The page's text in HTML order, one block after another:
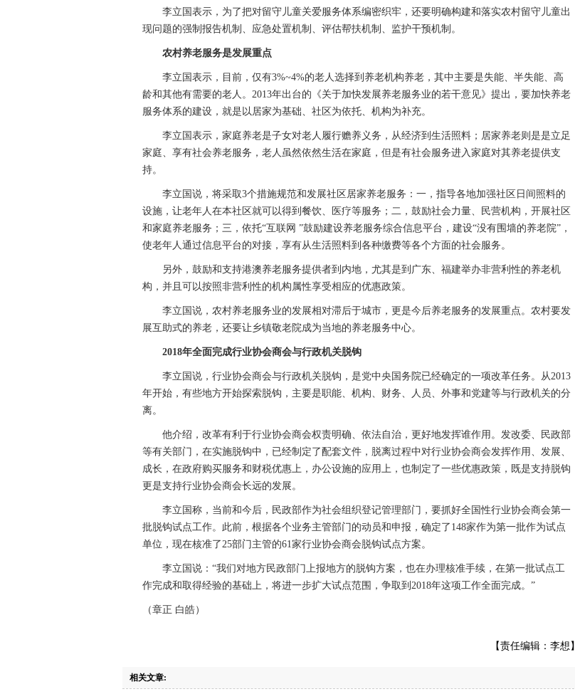
李立国表示，为了把对留守儿童关爱服务体系编密织牢，还要明确构建和落实农村留守儿童出
现问题的强制报告机制、应急处置机制、评估帮扶机制、监护干预机制。
农村养老服务是发展重点
李立国表示，目前，仅有3%~4%的老人选择到养老机构养老，其中主要是失能、半失能、高
龄和其他有需要的老人。2013年出台的《关于加快发展养老服务业的若干意见》提出，要加快养老
服务体系的建设，就是以居家为基础、社区为依托、机构为补充。
李立国表示，家庭养老是子女对老人履行赡养义务，从经济到生活照料；居家养老则是是立足
家庭、享有社会养老服务，老人虽然依然生活在家庭，但是有社会服务进入家庭对其养老提供支
持。
李立国说，将采取3个措施规范和发展社区居家养老服务：一，指导各地加强社区日间照料的
设施，让老年人在本社区就可以得到餐饮、医疗等服务；二，鼓励社会力量、民营机构，开展社区
和家庭养老服务；三，依托“互联网 ”鼓励建设养老服务综合信息平台，建设“没有围墙的养老院”，
使老年人通过信息平台的对接，享有从生活照料到各种缴费等各个方面的社会服务。
另外，鼓励和支持港澳养老服务提供者到内地，尤其是到广东、福建举办非营利性的养老机
构，并且可以按照非营利性的机构属性享受相应的优惠政策。
李立国说，农村养老服务业的发展相对滞后于城市，更是今后养老服务的发展重点。农村要发
展互助式的养老，还要让乡镇敬老院成为当地的养老服务中心。
2018年全面完成行业协会商会与行政机关脱钩
李立国说，行业协会商会与行政机关脱钩，是党中央国务院已经确定的一项改革任务。从2013
年开始，有些地方开始探索脱钩，主要是职能、机构、财务、人员、外事和党建等与行政机关的分
离。
他介绍，改革有利于行业协会商会权责明确、依法自治，更好地发挥谁作用。发改委、民政部
等有关部门，在实施脱钩中，已经制定了配套文件，脱离过程中对行业协会商会发挥作用、发展、
成长，在政府购买服务和财税优惠上，办公设施的应用上，也制定了一些优惠政策，既是支持脱钩
更是支持行业协会商会长远的发展。
李立国称，当前和今后，民政部作为社会组织登记管理部门，要抓好全国性行业协会商会第一
批脱钩试点工作。此前，根据各个业务主管部门的动员和申报，确定了148家作为第一批作为试点
单位，现在核准了25部门主管的61家行业协会商会脱钩试点方案。
李立国说：“我们对地方民政部门上报地方的脱钩方案，也在办理核准手续，在第一批试点工
作完成和取得经验的基础上，将进一步扩大试点范围，争取到2018年这项工作全面完成。”
（章正 白皓）
【责任编辑：李想】
相关文章: